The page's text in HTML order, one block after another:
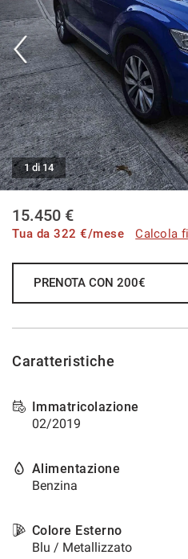
ASSISTENZA
DICONO DI NOI
CONTATTI
AREA COMMERCIANTI
1 di 14
15.450 €
Tua da322 €/mese Calcola
PRENOTA CON 200€
Caratteristiche
Immatricolazione
02/2019
Alimentazione
Benzina
Colore Esterno
Blu / Metallizzato